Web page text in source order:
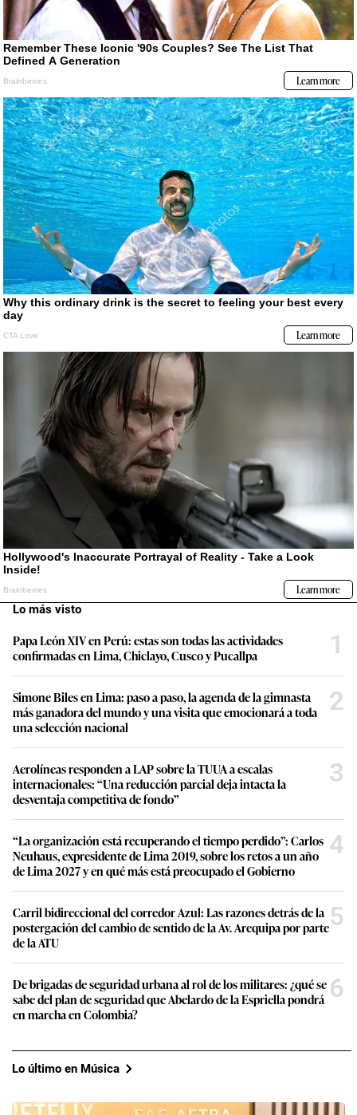
Lo más visto
Papa León XIV en Perú: estas son todas las actividades
confirmadas en Lima, Chiclayo, Cusco y Pucallpa
1
Simone Biles en Lima: paso a paso, la agenda de la gimnasta
más ganadora del mundo y una visita que emocionará a toda
una selección nacional
2
Aerolíneas responden a LAP sobre la TUUA a escalas
internacionales: “Una reducción parcial deja intacta la
desventaja competitiva de fondo”
3
“La organización está recuperando el tiempo perdido”: Carlos
Neuhaus, expresidente de Lima 2019, sobre los retos a un año
de Lima 2027 y en qué más está preocupado el Gobierno
4
Carril bidireccional del corredor Azul: Las razones detrás de la
postergación del cambio de sentido de la Av. Arequipa por parte
de la ATU
5
De brigadas de seguridad urbana al rol de los militares: ¿qué se
sabe del plan de seguridad que Abelardo de la Espriella pondrá
en marcha en Colombia?
6
Lo último en Música